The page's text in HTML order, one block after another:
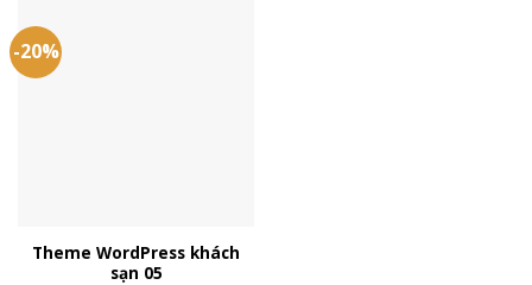
-20%
Theme WordPress khách
sạn 05